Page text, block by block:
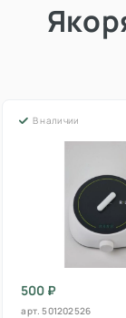
В наличии
500 ₽
арт.501202526